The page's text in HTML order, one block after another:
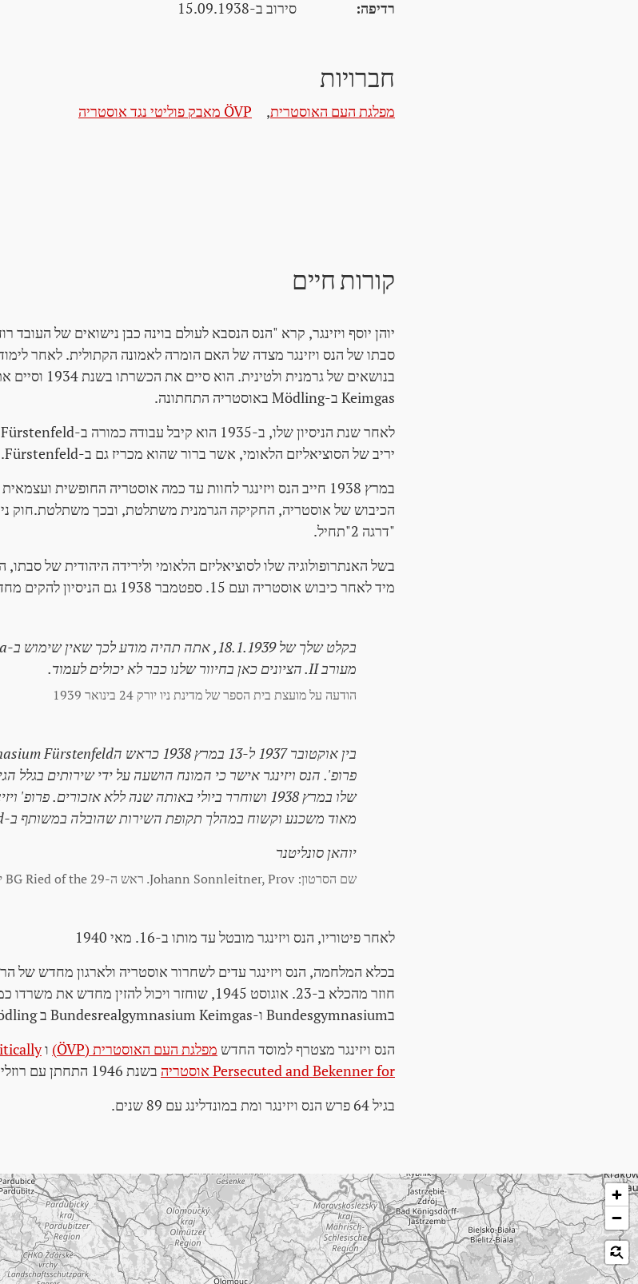
רדיפה:
סירוב ב-15.09.1938
חברויות
מפלגת העם האוסטרית, ÖVP מאבק פוליטי נגד אוסטריה
קורות חיים
יוהן יוסף ויזינגר, קרא "הנס הנסבא לעולם בוינה כבן נישואים של העובד
סבתו של הנס ויזינגר מצדה של האם הומרה לאמונה הקתולית. לאחר
Keimgas ב-Mödling באוסטריה התחתונה.
יריב של הסוציאליזם הלאומי, אשר ברור שהוא מכריז גם ב-Fürstenfeld.
במרץ 1938 חייב הנס ויזינגר לחוות עד כמה אוסטריה החופשית
הכיבוש של אוסטריה, החקיקה הגרמנית משתלטת, ובכך משתלטת.חוק
"דרגה 2"תחיל.
בשל האנתרופולוגיה שלו לסוציאליזם הלאומי ולירידה היהודית של
מיד לאחר כיבוש אוסטריה ועם 15. ספטמבר 1938 גם הניסיון להקים מחדש אינו מוצלח.
מעורב II. הציונים כאן בחיוור שלנו כבר לא יכולים לעמוד.
הודעה על מועצת בית הספר של מדינת ניו יורק 24 בינואר 1939
פרופ'. הנס ויזינגר אישר כי המונח הושעה על ידי שירותים בגלל
שלו במרץ 1938 ושוחרר ביולי באותה שנה ללא אזכורים.
מאוד משכנע וקשוח במהלך תקופת השירות שהובלה במשותף ב-Fürtenfeld.
יוהאן סונליטנר
שם הסרטון: Johann Sonnleitner, Prov. ראש ה-BG Ried of the 29 יוני 1947
לאחר פיטוריו, הנס ויזינגר מובטל עד מותו ב-16. מאי 1940
חוזר מהכלא ב-23. אוגוסט 1945, שוחזר ויכול להזין מחדש
בBundesgymnasium ו-Bundesrealgymnasium Keimgas ב Mödling בסתיו 1945.
הנס ויזינגר מצטרף למוסד החדש מפלגת העם האוסטרית (ÖVP) ו
Persecuted and Bekenner for אוסטריה
בשנת 1946 התחתן עם רוזליה פלאסטר.
בגיל 64 פרש הנס ויזינגר ומת במונדלינג עם 89 שנים.
דלג על המפה